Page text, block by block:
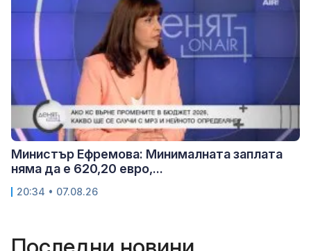
Министър Ефремова: Минималната заплата
няма да е 620,20 евро,...
20:34 • 07.08.26